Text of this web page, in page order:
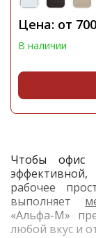
Цена: от 700
В наличии
Чтобы
рабочее
выполняет
«Альфа-М»
любой вкус и